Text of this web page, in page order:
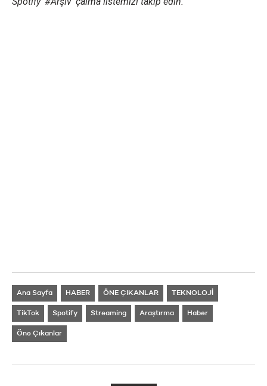
Ana Sayfa HABER ÖNE ÇIKANLAR TEKNOLOJİ
TikTok Spotify Streaming Araştırma Haber
Öne Çıkanlar